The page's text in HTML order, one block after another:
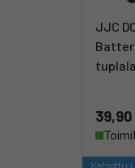
JJC
39,90
Katsottu